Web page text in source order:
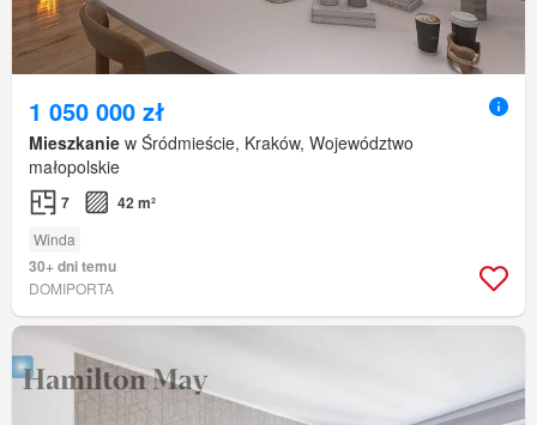
1 050 000 zł
Mieszkanie w Śródmieście, Kraków, Województwo
małopolskie
7 42 m²
Winda
30+ dni temu
DOMIPORTA